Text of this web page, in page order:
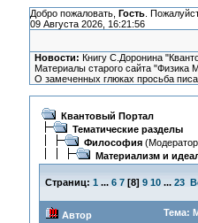
Добро пожаловать, Гость.
09 Августа 2026, 16:21:56
Новости: Книгу С.Доронина
Материалы старого сайта "Физика
О замеченных глюках просьба
Квантовый Портал
Тематические разделы
Философия
Материализм и
Страниц: 1 ... 6 7[8] 9 10 ... 23
Автор Тема: